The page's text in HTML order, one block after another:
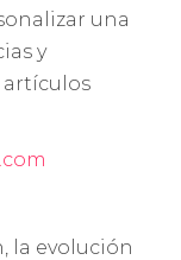
una
y
la evolución